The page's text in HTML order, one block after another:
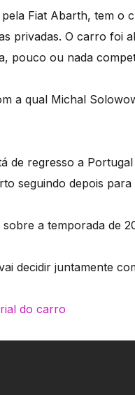
Fiat Abarth, tem o
privadas. O carro foi
pouco ou nada
a qual Michal
de regresso a
seguindo depois
a temporada de
decidir juntamente
do carro